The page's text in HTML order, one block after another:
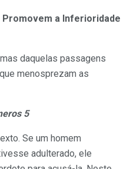
a Inferioridade
daquelas passagens
menosprezam as
5
Se um homem
adulterado, ele